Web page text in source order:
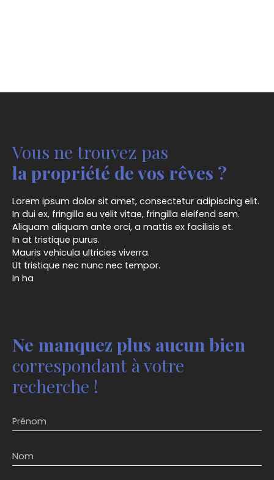
Vous ne trouvez pas
la propriété de vos rêves ?
Lorem ipsum dolor sit amet, consectetur adipiscing elit.
In dui ex, fringilla eu velit vitae, fringilla eleifend sem.
Aliquam aliquam ante orci, a mattis ex facilisis et.
In at tristique purus.
Mauris vehicula ultricies viverra.
Ut tristique nec nunc nec tempor.
In ha
Ne manquez plus aucun bien
correspondant à votre
recherche !
Prénom
Nom